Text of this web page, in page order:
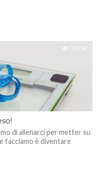
141.3K
di allenarci per metter su
facciamo è diventare